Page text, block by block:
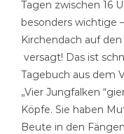
Tagen zwischen 16
besonders wichtige
Kirchendach auf
versagt! Das ist
Tagebuch aus dem
„Vier Jungfalken
Köpfe. Sie haben
Beute in den